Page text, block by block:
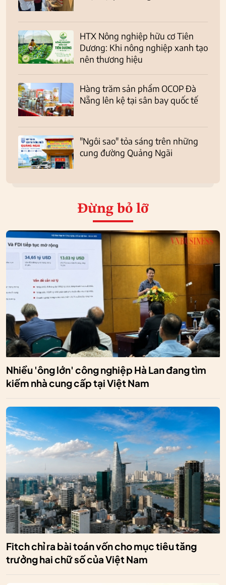
HTX Nông nghiệp hữu cơ Tiên
Dương: Khi nông nghiệp xanh tạo
nên thương hiệu
Hàng trăm sản phẩm OCOP Đà
Nẵng lên kệ tại sân bay quốc tế
"Ngôi sao" tỏa sáng trên những
cung đường Quảng Ngãi
Đừng bỏ lỡ
Nhiều 'ông lớn' công nghiệp Hà Lan đang tìm
kiếm nhà cung cấp tại Việt Nam
Fitch chỉ ra bài toán vốn cho mục tiêu tăng
trưởng hai chữ số của Việt Nam